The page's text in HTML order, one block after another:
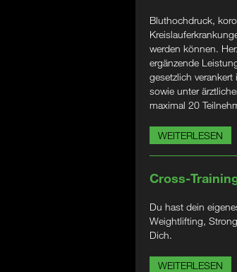
Bluthochdruck,
werden können.
ergänzende
gesetzlich
sowie unter
maximal 20
WEITERLESEN
Cross-
Du hast dein
Weightlifting,
Dich.
WEITERLESEN